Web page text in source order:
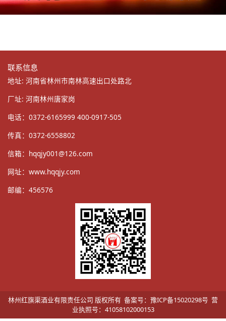
联系信息
地址: 河南省林州市南林高速出口处路北
厂址: 河南林州唐家岗
电话：0372-6165999 400-0917-505
传真：0372-6558802
信箱： hqqjy001@126.com
网址： www.hqqjy.com
邮编：456576
林州红旗渠酒业有限责任公司 版权所有 备案号：豫ICP备15020298号 营
业执照号：41058102000153